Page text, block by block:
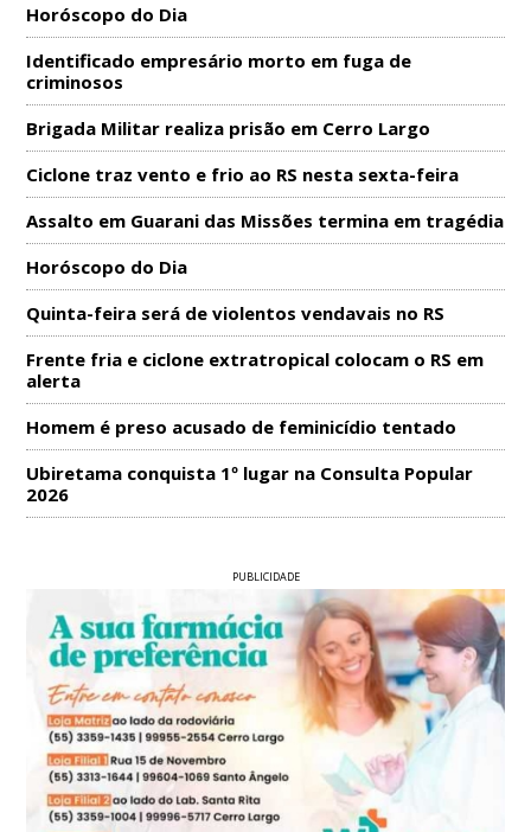
Horóscopo do Dia
Identificado empresário morto em fuga de
criminosos
Brigada Militar realiza prisão em Cerro Largo
Ciclone traz vento e frio ao RS nesta sexta-feira
Assalto em Guarani das Missões termina em tragédia
Horóscopo do Dia
Quinta-feira será de violentos vendavais no RS
Frente fria e ciclone extratropical colocam o RS em
alerta
Homem é preso acusado de feminicídio tentado
Ubiretama conquista 1º lugar na Consulta Popular
2026
PUBLICIDADE